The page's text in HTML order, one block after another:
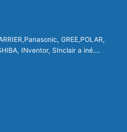
GREE,POLAR,
INventor, SInclair a iné….